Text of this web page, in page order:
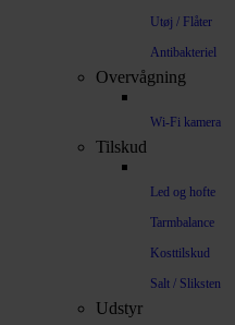
Utøj / Flåter
Antibakteriel
Overvågning
Wi-Fi kamera
Tilskud
Led og hofte
Tarmbalance
Kosttilskud
Salt / Sliksten
Udstyr